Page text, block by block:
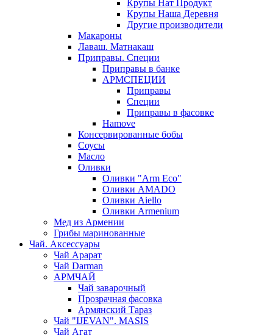
Крупы Нат Продукт
Крупы Наша Деревня
Другие производители
Макароны
Лаваш. Матнакаш
Приправы. Специи
Приправы в банке
АРМСПЕЦИИ
Приправы
Специи
Приправы в фасовке
Hamove
Консервированные бобы
Соусы
Масло
Оливки
Оливки "Arm Eco"
Оливки AMADO
Оливки Aiello
Оливки Armenium
Мед из Армении
Грибы маринованные
Чай. Аксессуары
Чай Арарат
Чай Darman
АРМЧАЙ
Чай заварочный
Прозрачная фасовка
Армянский Тараз
Чай "IJEVAN". MASIS
Чай Агат